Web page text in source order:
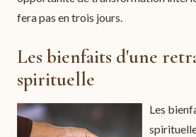
fera pas en trois jours.
Les bienfaits d'une
spirituelle
Les